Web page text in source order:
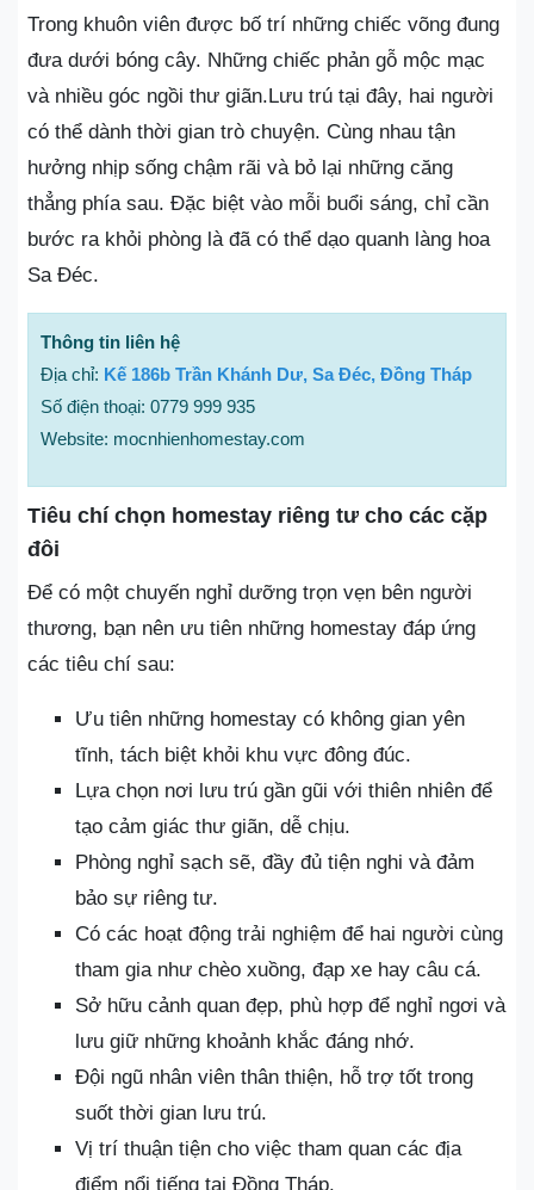
Trong khuôn viên được bố trí những chiếc võng đung
đưa dưới bóng cây. Những chiếc phản gỗ mộc mạc
và nhiều góc ngồi thư giãn.Lưu trú tại đây, hai người
có thể dành thời gian trò chuyện. Cùng nhau tận
hưởng nhịp sống chậm rãi và bỏ lại những căng
thẳng phía sau. Đặc biệt vào mỗi buổi sáng, chỉ cần
bước ra khỏi phòng là đã có thể dạo quanh làng hoa
Sa Đéc.
Thông tin liên hệ
Địa chỉ: Kế 186b Trần Khánh Dư, Sa Đéc, Đồng Tháp
Số điện thoại: 0779 999 935
Website: mocnhienhomestay.com
Tiêu chí chọn homestay riêng tư cho các cặp
đôi
Để có một chuyến nghỉ dưỡng trọn vẹn bên người
thương, bạn nên ưu tiên những homestay đáp ứng
các tiêu chí sau:
Ưu tiên những homestay có không gian yên
tĩnh, tách biệt khỏi khu vực đông đúc.
Lựa chọn nơi lưu trú gần gũi với thiên nhiên để
tạo cảm giác thư giãn, dễ chịu.
Phòng nghỉ sạch sẽ, đầy đủ tiện nghi và đảm
bảo sự riêng tư.
Có các hoạt động trải nghiệm để hai người cùng
tham gia như chèo xuồng, đạp xe hay câu cá.
Sở hữu cảnh quan đẹp, phù hợp để nghỉ ngơi và
lưu giữ những khoảnh khắc đáng nhớ.
Đội ngũ nhân viên thân thiện, hỗ trợ tốt trong
suốt thời gian lưu trú.
Vị trí thuận tiện cho việc tham quan các địa
điểm nổi tiếng tại Đồng Tháp.